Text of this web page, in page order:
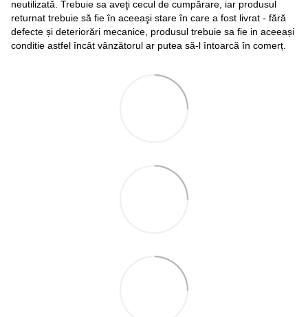
neutilizată. Trebuie sa aveţi cecul de cumpărare, iar produsul
returnat trebuie să fie în aceeaşi stare în care a fost livrat - fără
defecte și deteriorări mecanice, produsul trebuie sa fie in aceeași
conditie astfel încât vânzătorul ar putea să-l întoarcă în comerț.